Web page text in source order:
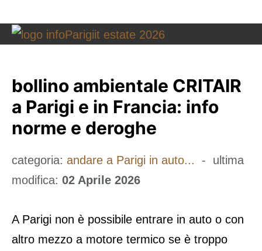
bollino ambientale CRITAIR
a Parigi e in Francia: info
norme e deroghe
categoria: andare a Parigi in auto... - ultima
modifica: 02 Aprile 2026
A Parigi non è possibile entrare in auto o con
altro mezzo a motore termico se è troppo